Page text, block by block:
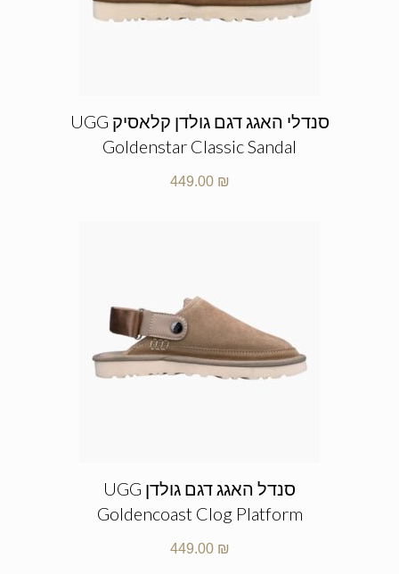
סנדלי האגג דגם גולדן קלאסיק UGG
Goldenstar Classic Sandal
449.00 ₪
סנדל האגג דגם גולדן UGG
Goldencoast Clog Platform
449.00 ₪